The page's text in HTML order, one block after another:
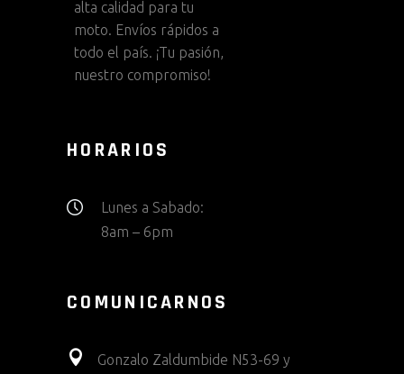
alta calidad para tu
moto. Envíos rápidos a
todo el país. ¡Tu pasión,
nuestro compromiso!
HORARIOS
Lunes a Sabado:
8am – 6pm
COMUNICARNOS
Gonzalo Zaldumbide N53-69 y